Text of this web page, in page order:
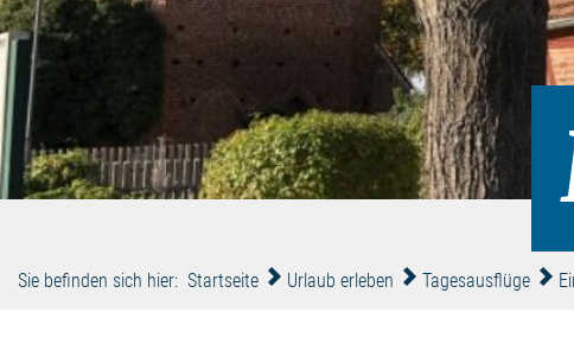
Sie befinden sich hier: Startseite Urlaub erleben Tagesausflüge